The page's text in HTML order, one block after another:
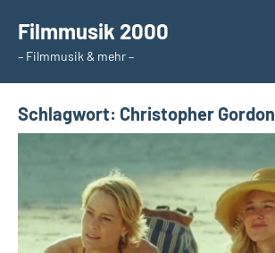
Inhalt
springen
Filmmusik 2000
– Filmmusik & mehr –
Schlagwort: Christopher Gordon